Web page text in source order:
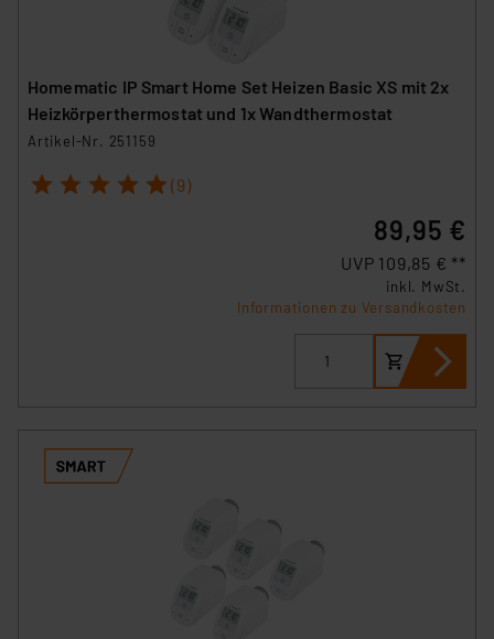
Homematic IP Smart Home Set Heizen Basic XS mit 2x
Heizkörperthermostat und 1x Wandthermostat
Artikel-Nr. 251159
1 2 3 4 5 (9)
89,95 €
UVP 109,85 € **
inkl. MwSt.
Informationen zu Versandkosten